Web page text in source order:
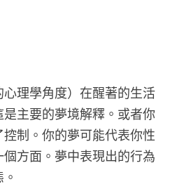
理學角度）在醒著的生活
主要的夢境解釋。或者你
制。你的夢可能代表你性
方面。夢中表現出的行為